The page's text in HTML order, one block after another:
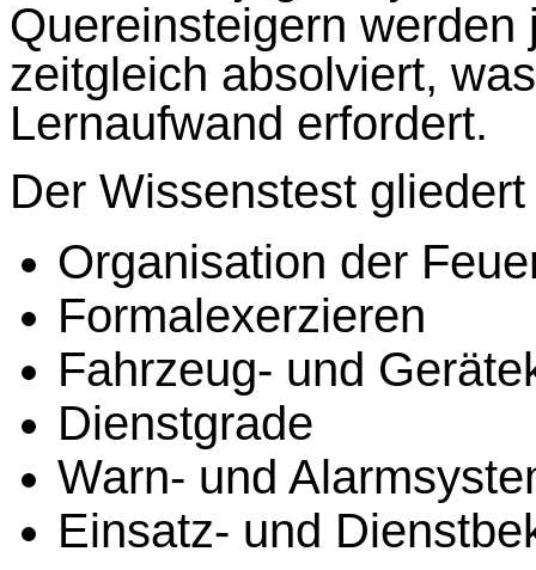
Quereinsteigern
zeitgleich absolviert,
Lernaufwand erfordert.
Der Wissenstest
Organisation der
Formalexerzieren
Fahrzeug- und
Dienstgrade
Warn- und
Einsatz- und